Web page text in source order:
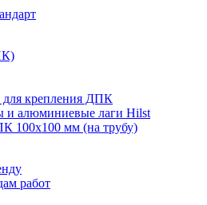
крепления ДПК
и алюминиевые лаги Hilst
100х100 мм (на трубу)
работ